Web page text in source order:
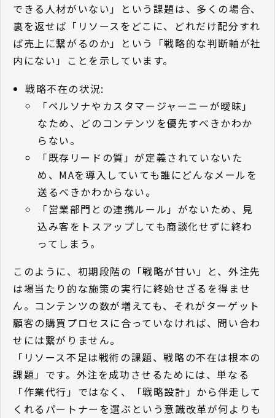
できる人材がいない」という課題は、多くの場合、
裏を返せば「リソースをどこに、どれだけ配分すれ
ば売上に繋がるのか」という「戦略的な判断軸が社
内にない」ことを示しています。
戦略不在の状況:
「ペルソナやカスタマージャーニーが曖昧」
なため、どのコンテンツを優先すべきかわか
らない。
「既存リードの質」が定義されていないた
め、MAを導入していても誰にどんなメールを
送るべきかわからない。
「営業部門との連携ルール」がないため、見
込み客をトスアップしても商談化せずに終わ
ってしまう。
このように、初期段階の「戦略が甘い」と、外注先
は場当たり的な施策の実行に終始せざるを得ませ
ん。コンテンツの数が増えても、それがターゲット
顧客の購買プロセスに合っていなければ、問い合わ
せには繋がりません。
「リソース不足は戦術の課題、戦略の不在は根本の
課題」です。外注を成功させるためには、単なる
「作業代行」ではなく、「戦略設計」から伴走して
くれるパートナーを選ぶという意識改革が何よりも